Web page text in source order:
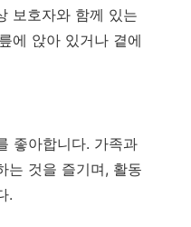
보호자와 함께 있는
에 앉아 있거나 곁에
좋아합니다. 가족과
는 것을 즐기며, 활동
.